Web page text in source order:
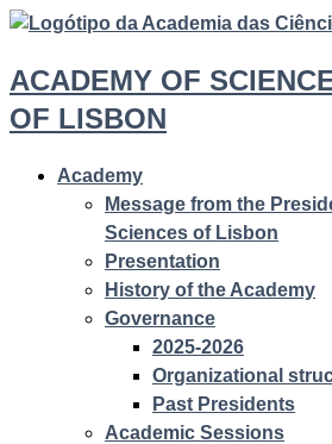
ACADEMY OF
OF LISBON
Academy
Message from the
Sciences of Lisbon
Presentation
History of the Academy
Governance
2025-2026
Organizational
Past Presidents
Academic Sessions